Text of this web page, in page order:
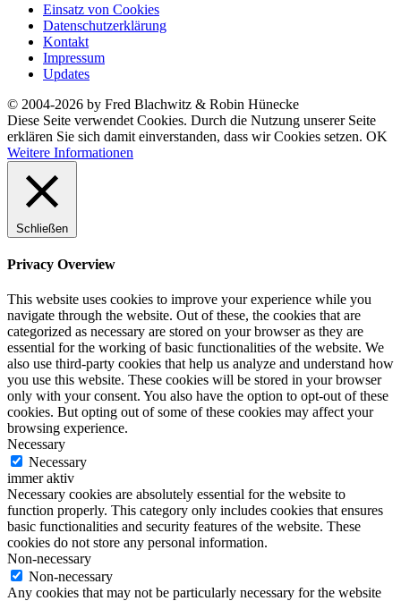
Einsatz von Cookies
Datenschutzerklärung
Kontakt
Impressum
Updates
© 2004-2026 by Fred Blachwitz & Robin Hünecke
Diese Seite verwendet Cookies. Durch die Nutzung unserer Seite
erklären Sie sich damit einverstanden, dass wir Cookies setzen. OK
Weitere Informationen
Schließen
Privacy Overview
This website uses cookies to improve your experience while you
navigate through the website. Out of these, the cookies that are
categorized as necessary are stored on your browser as they are
essential for the working of basic functionalities of the website. We
also use third-party cookies that help us analyze and understand how
you use this website. These cookies will be stored in your browser
only with your consent. You also have the option to opt-out of these
cookies. But opting out of some of these cookies may affect your
browsing experience.
Necessary
Necessary
immer aktiv
Necessary cookies are absolutely essential for the website to
function properly. This category only includes cookies that ensures
basic functionalities and security features of the website. These
cookies do not store any personal information.
Non-necessary
Non-necessary
Any cookies that may not be particularly necessary for the website